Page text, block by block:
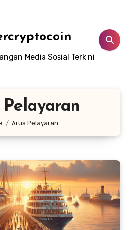
Media Sosial Terkini
Arus Pelayaran